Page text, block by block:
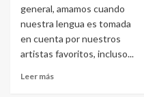
general, amamos cuando
nuestra lengua es tomada
en cuenta por nuestros
artistas favoritos, incluso...
Leer más